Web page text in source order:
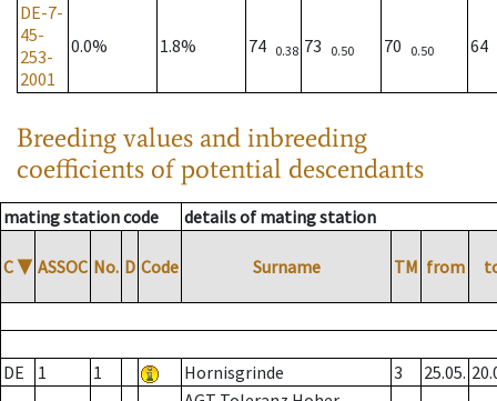
DE-7-
45-
253-
2001
0.0% 1.8% 74 0.38 73 0.50 70 0.50 64
Breeding values and inbreeding
coefficients of potential descendants
mating station code details of mating station
C ▼ ASSOC No. D Code Surname TM from
DE 1 1 Hornisgrinde 3 25.05.